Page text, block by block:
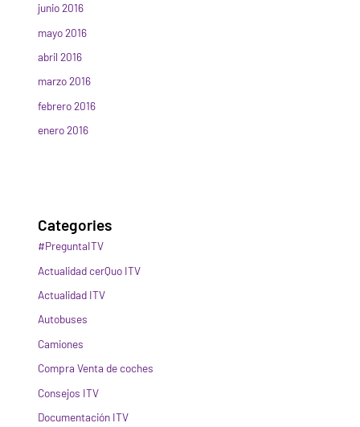
junio 2016
mayo 2016
abril 2016
marzo 2016
febrero 2016
enero 2016
Categories
#PreguntaITV
Actualidad cerQuo ITV
Actualidad ITV
Autobuses
Camiones
Compra Venta de coches
Consejos ITV
Documentación ITV